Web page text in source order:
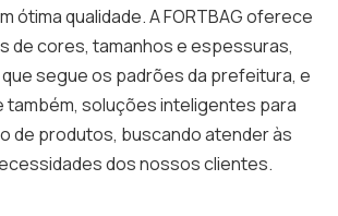
ótima qualidade. A FORTBAG oferece
de cores, tamanhos e espessuras,
que segue os padrões da prefeitura, e
também, soluções inteligentes para
de produtos, buscando atender às
dos nossos clientes.